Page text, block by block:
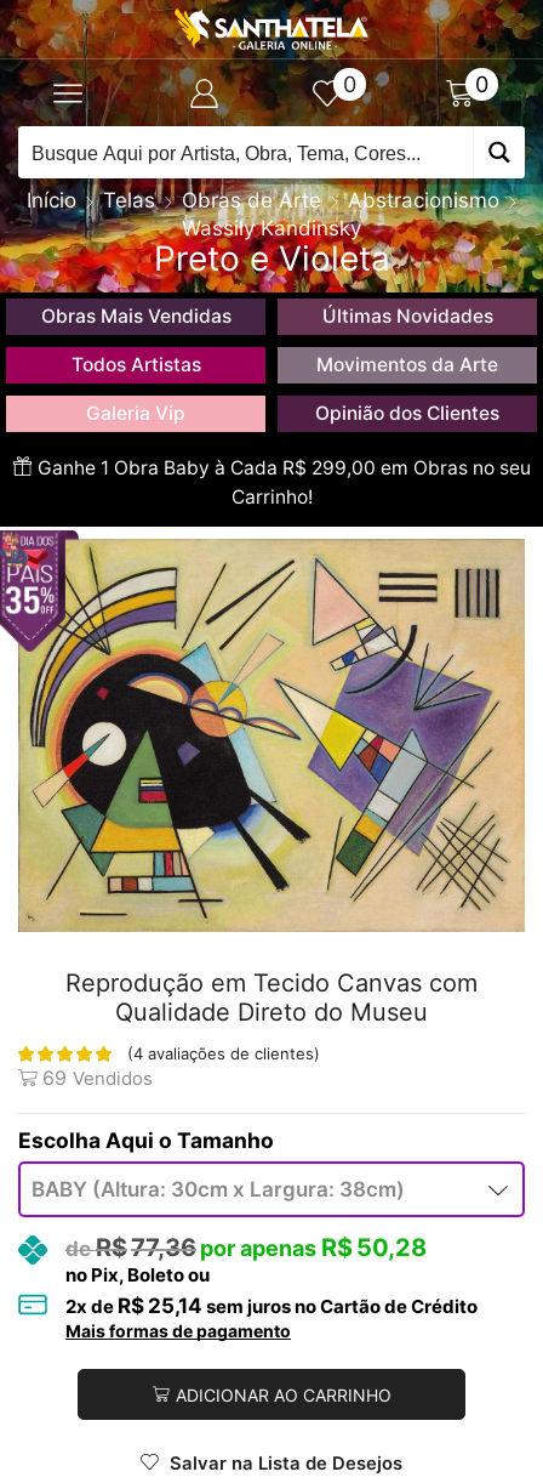
0 0
Início Telas Obras de Arte
Abstracionismo
Wassily Kandinsky
Preto e Violeta
Obras Mais Vendidas Últimas Novidades
Todos Artistas Movimentos da Arte
Galeria Vip Opinião dos Clientes
Ganhe 1 Obra Baby à Cada R$ 299,00 em Obras no seu
Carrinho!
Reprodução em Tecido Canvas com
Qualidade Direto do Museu
(4 avaliações de clientes)
69 Vendidos
Tamanho
R$77,36 R$50,28
no Pix, Boleto ou
2x de R$ 25,14 sem juros no Cartão de Crédito
Mais formas de pagamento
ADICIONAR AO CARRINHO
Salvar na Lista de Desejos